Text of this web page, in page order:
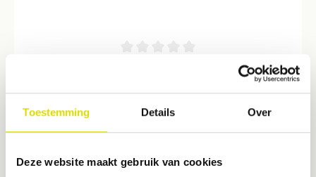
Toestemming Details Over
Deze website maakt gebruik van cookies
Langer curettes combineren het werkblad van de universele
hoekingen vergemakkelijken de toegang tot moeilijke gebieden
hetzelfde instrumentuiteinde worden behandeld. - Ontworpen
€ 35,95*